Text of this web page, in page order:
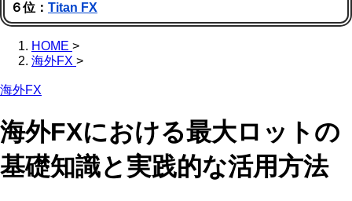
６位： Titan FX
HOME >
海外FX >
海外FX
海外FXにおける最大ロットの
基礎知識と実践的な活用方法